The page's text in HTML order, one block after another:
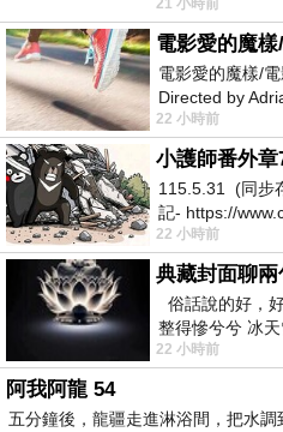
她不是很喜歡幼
電影愛的魔樣/
Directed by
Chiarella
22 小時前
小護師番外
115.5.31 (同步
記- https://
22 小時前
典藏封面聊兩
俗話說的好，
整得慘兮兮 冰
人尋什麼寶？ 人
22 小時前
阿我阿龍 54
五分鐘後，龍疆走進淋浴間，把水調